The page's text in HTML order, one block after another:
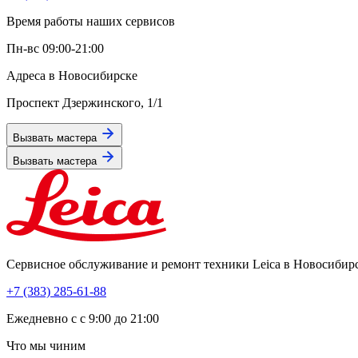
Время работы наших сервисов
Пн-вс 09:00-21:00
Адреса в Новосибирске
Проспект Дзержинского, 1/1
Вызвать мастера
Вызвать мастера
Сервисное обслуживание и ремонт техники Leica в
+7 (383) 285-61-88
Eжедневно с с 9:00 до 21:00
Что мы чиним